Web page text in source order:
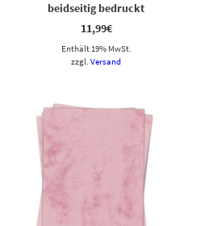
beidseitig bedruckt
11,99€
Enthält 19% MwSt.
zzgl.Versand